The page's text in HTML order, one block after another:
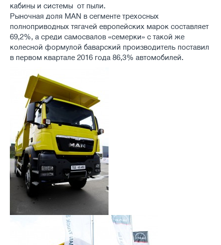
кабины и системы от пыли.
Рыночная доля MAN в сегменте трехосных
полноприводных тягачей европейских марок составляет
69,2%, а среди самосвалов «семерки» с такой же
колесной формулой баварский производитель поставил
в первом квартале 2016 года 86,3% автомобилей.